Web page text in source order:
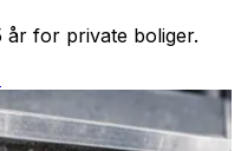
år for private boliger.